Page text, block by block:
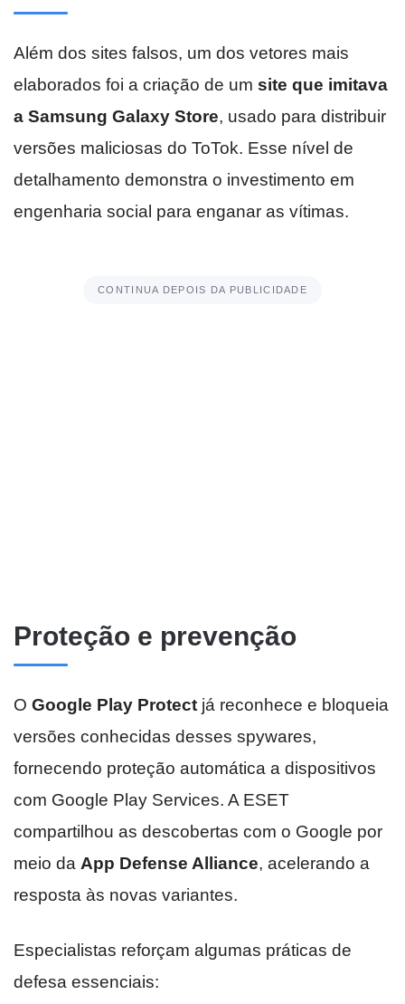
Além dos sites falsos, um dos vetores mais
elaborados foi a criação de um site que imitava
a Samsung Galaxy Store, usado para distribuir
versões maliciosas do ToTok. Esse nível de
detalhamento demonstra o investimento em
engenharia social para enganar as vítimas.
CONTINUA DEPOIS DA PUBLICIDADE
Proteção e prevenção
O Google Play Protect já reconhece e bloqueia
versões conhecidas desses spywares,
fornecendo proteção automática a dispositivos
com Google Play Services. A ESET
compartilhou as descobertas com o Google por
meio da App Defense Alliance, acelerando a
resposta às novas variantes.
Especialistas reforçam algumas práticas de
defesa essenciais: